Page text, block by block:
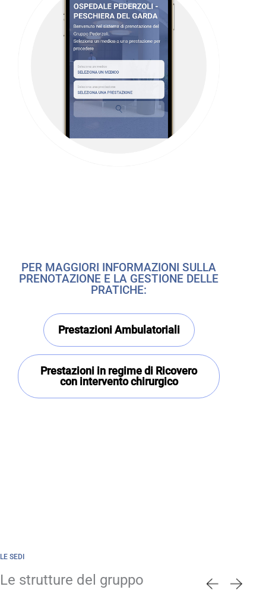
PER MAGGIORI INFORMAZIONI SULLA
PRENOTAZIONE E LA GESTIONE DELLE
PRATICHE:
Prestazioni Ambulatoriali
Prestazioni in regime di Ricovero
con intervento chirurgico
LE SEDI
Le strutture del gruppo